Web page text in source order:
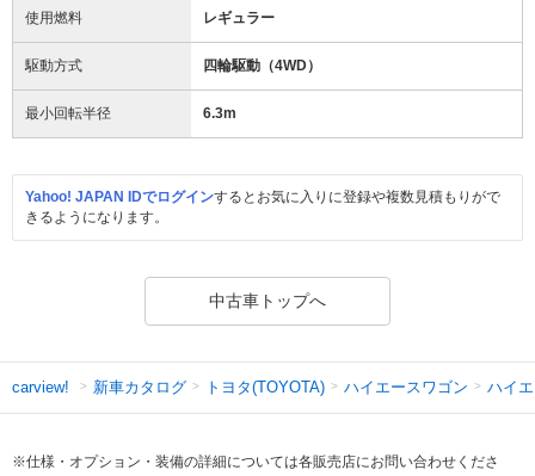
使用燃料 レギュラー
駆動方式 四輪駆動（4WD）
最小回転半径 6.3m
Yahoo! JAPAN IDでログインするとお気に入りに登録や複数見積もりがで
きるようになります。
中古車トップへ
carview! 新車カタログ トヨタ(TOYOTA) ハイエースワゴン ハイ
※仕様・オプション・装備の詳細については各販売店にお問い合わせくださ